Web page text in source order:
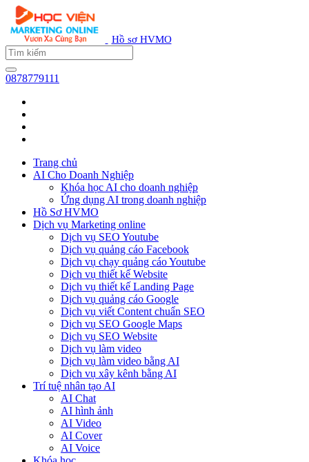
Hồ sơ HVMO
0878779111
Trang chủ
AI Cho Doanh Nghiệp
Khóa học AI cho doanh nghiệp
Ứng dụng AI trong doanh nghiệp
Hồ Sơ HVMO
Dịch vụ Marketing online
Dịch vụ SEO Youtube
Dịch vụ quảng cáo Facebook
Dịch vụ chạy quảng cáo Youtube
Dịch vụ thiết kế Website
Dịch vụ thiết kế Landing Page
Dịch vụ quảng cáo Google
Dịch vụ viết Content chuẩn SEO
Dịch vụ SEO Google Maps
Dịch vụ SEO Website
Dịch vụ làm video
Dịch vụ làm video bằng AI
Dịch vụ xây kênh bằng AI
Trí tuệ nhân tạo AI
AI Chat
AI hình ảnh
AI Video
AI Cover
AI Voice